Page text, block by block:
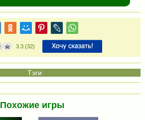
3.3(32)
Похожие игры